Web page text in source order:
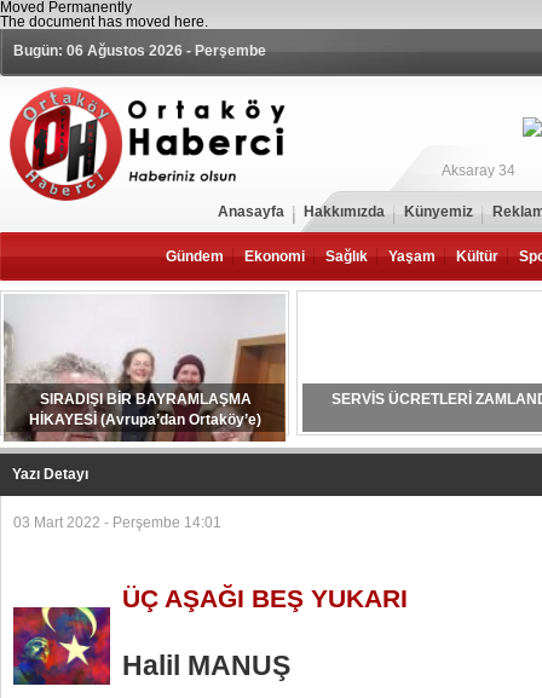
Moved Permanently
The document has moved here.
Bugün: 06 Ağustos 2026 - Perşembe
Aksaray 34
Anasayfa Hakkımızda Künyemiz
Gündem Ekonomi Sağlık Yaşam Kültür
SIRADIŞI BİR BAYRAMLAŞMA
HİKAYESİ (Avrupa’dan Ortaköy’e)
SERVİS ÜCRETLERİ
Yazı Detayı
03 Mart 2022 - Perşembe 14:01
ÜÇ AŞAĞI BEŞ YUKARI
Halil MANUŞ